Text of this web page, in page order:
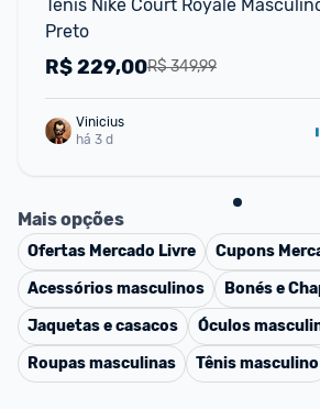
Tênis Nike Court Royale
Preto
R$ 349,99
R$229,00
Vinicius
há 3 d
Mais opções
Ofertas Mercado Livre Cupons
Acessórios masculinos
Bonés e
Jaquetas e casacos
Óculos
Roupas masculinas
Tênis masculino